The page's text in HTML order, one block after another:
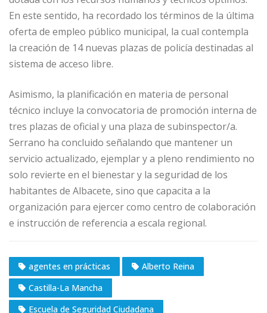
En este sentido, ha recordado los términos de la última
oferta de empleo público municipal, la cual contempla
la creación de 14 nuevas plazas de policía destinadas al
sistema de acceso libre.
Asimismo, la planificación en materia de personal
técnico incluye la convocatoria de promoción interna de
tres plazas de oficial y una plaza de subinspector/a.
Serrano ha concluido señalando que mantener un
servicio actualizado, ejemplar y a pleno rendimiento no
solo revierte en el bienestar y la seguridad de los
habitantes de Albacete, sino que capacita a la
organización para ejercer como centro de colaboración
e instrucción de referencia a escala regional.
agentes en prácticas
Alberto Reina
Castilla-La Mancha
Escuela de Seguridad Ciudadana